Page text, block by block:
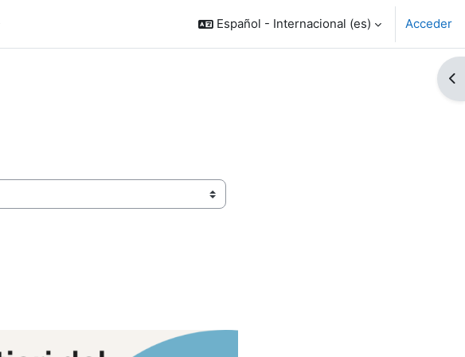
Español - Internacional ‎(es)‎ Acceder